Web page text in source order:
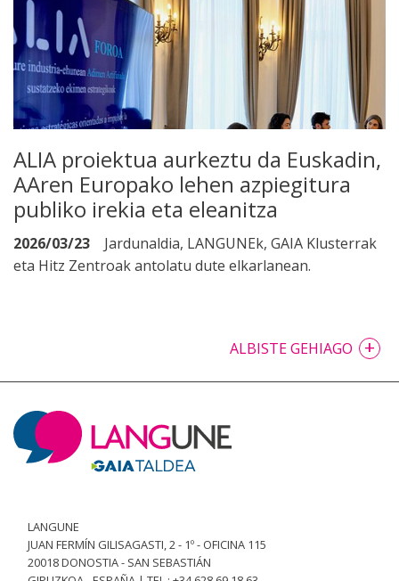
ALIA proiektua aurkeztu da Euskadin,
AAren Europako lehen azpiegitura
publiko irekia eta eleanitza
2026/03/23
Jardunaldia, LANGUNEk, GAIA Klusterrak
eta Hitz Zentroak antolatu dute elkarlanean.
ALBISTE GEHIAGO +
LANGUNE
JUAN FERMÍN GILISAGASTI, 2 - 1º - OFICINA 115
20018 DONOSTIA - SAN SEBASTIÁN